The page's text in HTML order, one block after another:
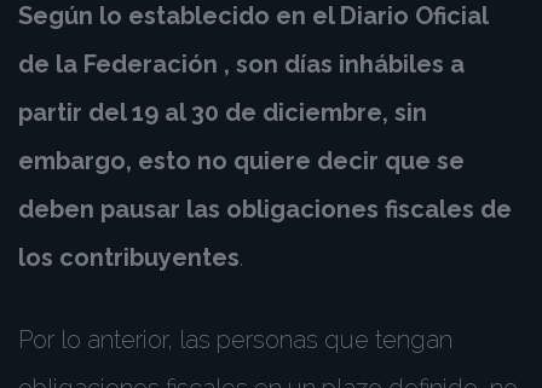
Según lo establecido en el Diario Oficial
de la Federación , son días inhábiles a
partir del 19 al 30 de diciembre, sin
embargo, esto no quiere decir que se
deben pausar las obligaciones fiscales de
los contribuyentes.
Por lo anterior, las personas que tengan